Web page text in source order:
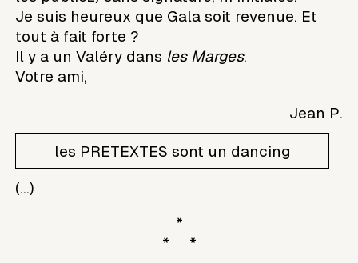
Je suis heureux que Gala soit revenue. Et
tout à fait forte ?
Il y a un Valéry dans les Marges.
Votre ami,
Jean P.
les PRETEXTES sont un dancing
(...)
*
* *